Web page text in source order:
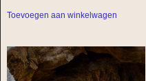
Toevoegen aan winkelwagen